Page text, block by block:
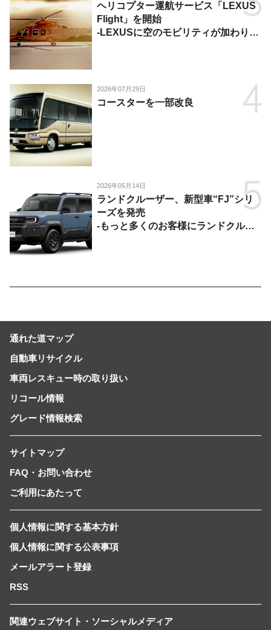
ヘリコプター運航サービス「LEXUS
Flight」を開始
-LEXUSに空のモビリティが加わり、
2026年07月29日
コースターを一部改良
2026年05月14日
ランドクルーザー、新型車“FJ”シリ
ーズを発売
-もっと多くのお客様にランドクルー
通れた道マップ
自動車リサイクル
車両レスキュー時の取り扱い
リコール情報
グレード情報検索
サイトマップ
FAQ・お問い合わせ
ご利用にあたって
個人情報に関する基本方針
個人情報に関する公表事項
メールアラート登録
RSS
関連ウェブサイト・ソーシャルメディア